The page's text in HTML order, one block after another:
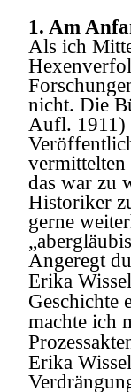
1. Am
Als ich
nicht. Die
Aufl. 1911)
vermittelten
das war zu
Historiker
gerne
Angeregt
Erika
Geschichte
machte ich
Erika